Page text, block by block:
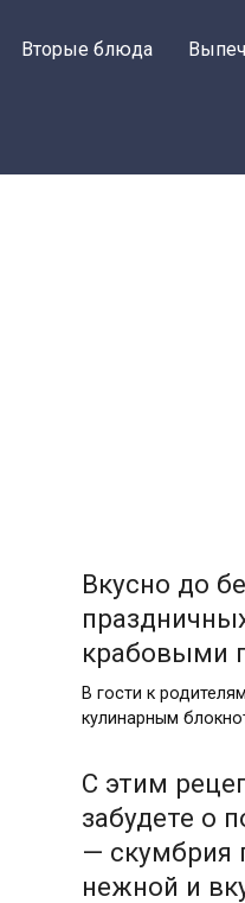
Вторые блюда
Вкусно до
крабовыми
В гости к
кулинарным
С этим
забудете о
— скумбрия
нежной и